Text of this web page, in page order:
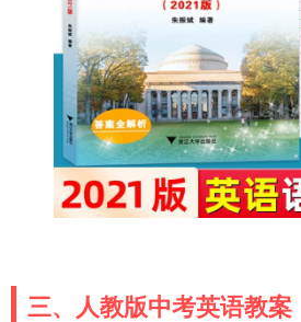
三、人教版中考英语教案